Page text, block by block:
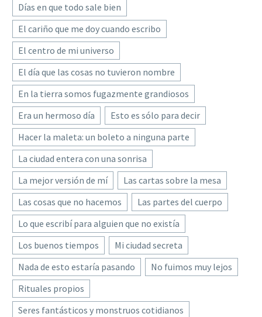
Días en que todo sale bien
El cariño que me doy cuando escribo
El centro de mi universo
El día que las cosas no tuvieron nombre
En la tierra somos fugazmente grandiosos
Era un hermoso día
Esto es sólo para decir
Hacer la maleta: un boleto a ninguna parte
La ciudad entera con una sonrisa
La mejor versión de mí
Las cartas sobre la mesa
Las cosas que no hacemos
Las partes del cuerpo
Lo que escribí para alguien que no existía
Los buenos tiempos
Mi ciudad secreta
Nada de esto estaría pasando
No fuimos muy lejos
Rituales propios
Seres fantásticos y monstruos cotidianos